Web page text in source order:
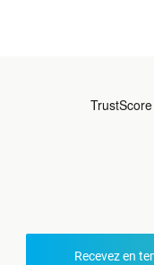
Recevez en